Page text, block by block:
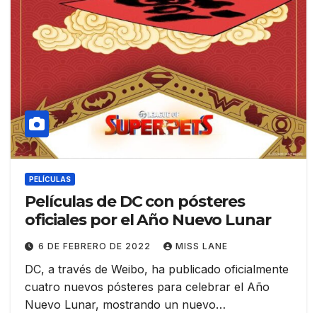
PELÍCULAS
Películas de DC con pósteres
oficiales por el Año Nuevo Lunar
6 DE FEBRERO DE 2022 MISS LANE
DC, a través de Weibo, ha publicado oficialmente
cuatro nuevos pósteres para celebrar el Año
Nuevo Lunar, mostrando un nuevo…